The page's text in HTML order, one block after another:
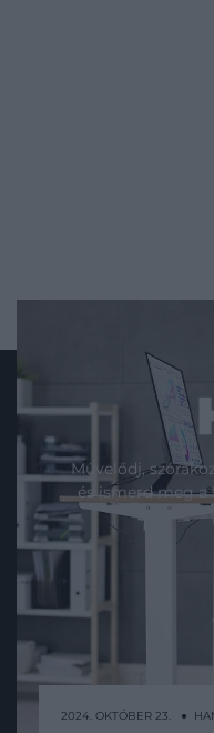
2024. OKTÓBER 23. ●
Művelődj,
és ismerd meg a